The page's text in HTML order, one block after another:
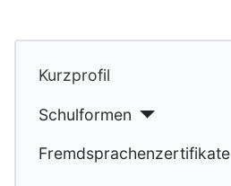
Kurzprofil
Schulformen
Fremdsprachenzertifikate